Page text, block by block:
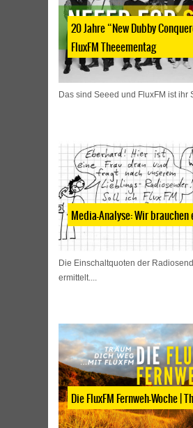
20 Jahre “New Dubby
FluxFM Theeementag
Das sind Seeed und FluxFM ist ihr
Media-Analyse: Wir
Die Einschaltquoten der
ermittelt....
Die FluxFM Fernweh-Woche |